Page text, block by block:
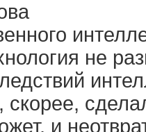
не
скорее,
и